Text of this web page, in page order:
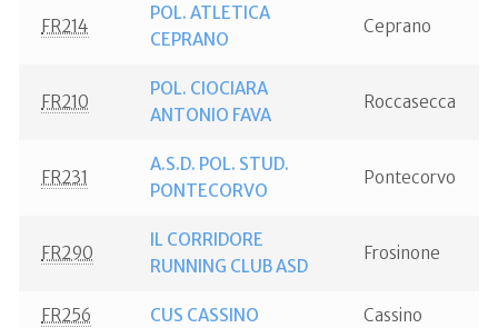
FR214
POL. ATLETICA
CEPRANO
Ceprano
FR210
POL. CIOCIARA
ANTONIO FAVA
Roccasecca
FR231
A.S.D. POL. STUD.
PONTECORVO
Pontecorvo
FR290
IL CORRIDORE
RUNNING CLUB ASD
Frosinone
FR256 CUS CASSINO Cassino